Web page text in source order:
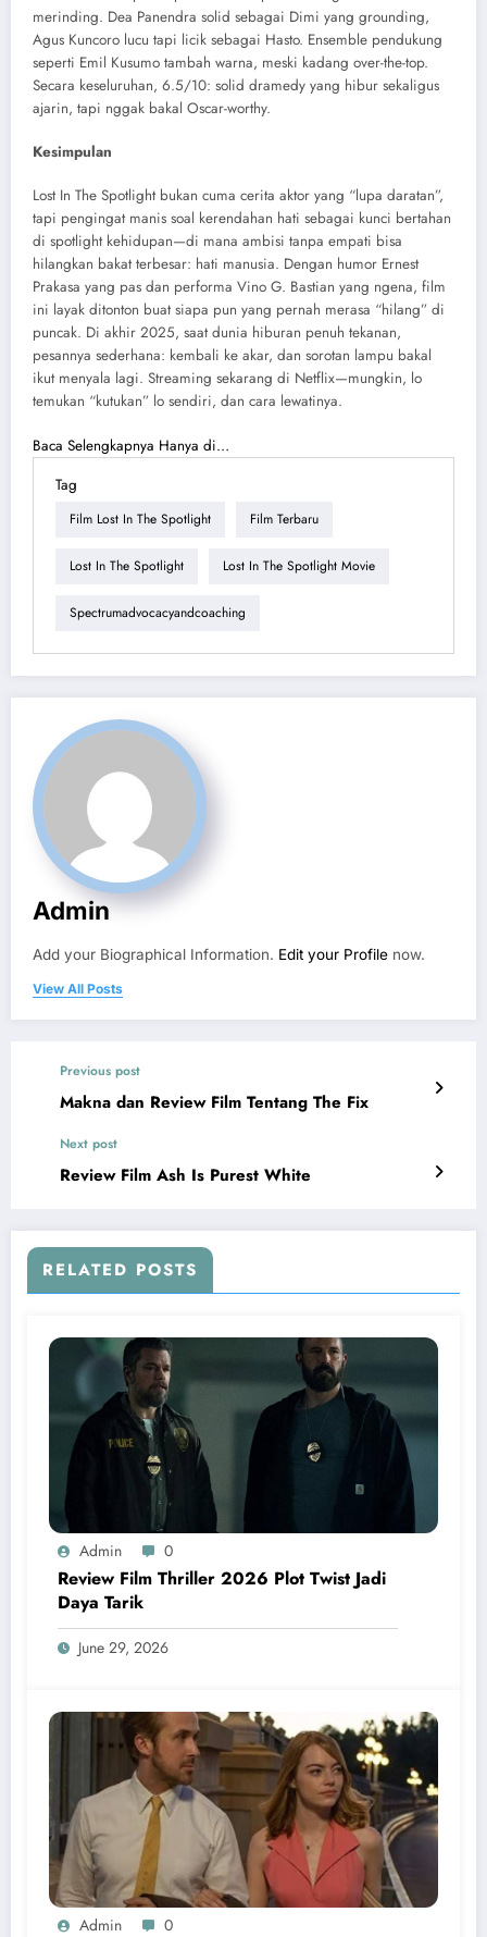
merinding. Dea Panendra solid sebagai Dimi yang grounding,
Agus Kuncoro lucu tapi licik sebagai Hasto. Ensemble pendukung
seperti Emil Kusumo tambah warna, meski kadang over-the-top.
Secara keseluruhan, 6.5/10: solid dramedy yang hibur sekaligus
ajarin, tapi nggak bakal Oscar-worthy.
Kesimpulan
Lost In The Spotlight bukan cuma cerita aktor yang “lupa daratan”,
tapi pengingat manis soal kerendahan hati sebagai kunci bertahan
di spotlight kehidupan—di mana ambisi tanpa empati bisa
hilangkan bakat terbesar: hati manusia. Dengan humor Ernest
Prakasa yang pas dan performa Vino G. Bastian yang ngena, film
ini layak ditonton buat siapa pun yang pernah merasa “hilang” di
puncak. Di akhir 2025, saat dunia hiburan penuh tekanan,
pesannya sederhana: kembali ke akar, dan sorotan lampu bakal
ikut menyala lagi. Streaming sekarang di Netflix—mungkin, lo
temukan “kutukan” lo sendiri, dan cara lewatinya.
Baca Selengkapnya Hanya di…
Tag
Film Lost In The Spotlight Film Terbaru
Lost In The Spotlight Lost In The Spotlight Movie
Spectrumadvocacyandcoaching
Admin
Add your Biographical Information. Edit your Profile now.
View All Posts
Previous post
Makna dan Review Film Tentang The Fix
Next post
Review Film Ash Is Purest White
RELATED POSTS
Admin 0
Review Film Thriller 2026 Plot Twist Jadi
Daya Tarik
June 29, 2026
Admin 0